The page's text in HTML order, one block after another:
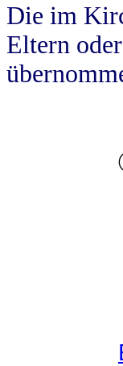
Die im
Eltern